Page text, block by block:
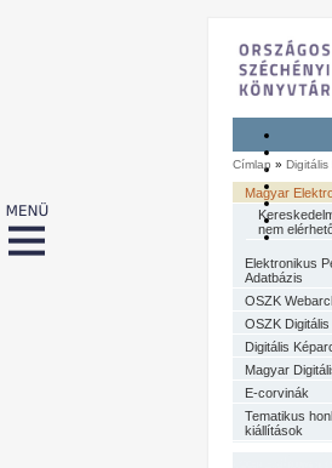
Címlap » Digitális
Magyar
nem
Elektronikus
Adatbázis
OSZK
OSZK
Digitális
Magyar
E-corvinák
Tematikus
kiállítások